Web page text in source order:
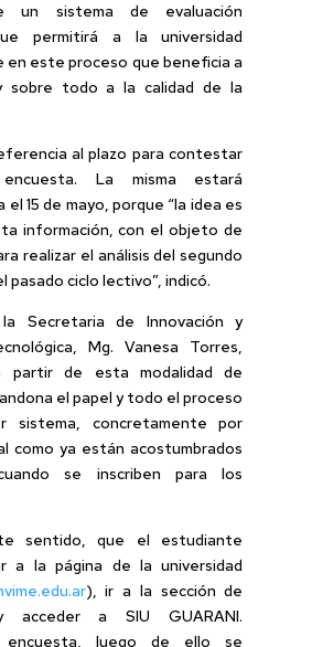
un sistema de evaluación
permitirá a la universidad
en este proceso que beneficia a
sobre todo a la calidad de la
al plazo para contestar
La misma estará
15 de mayo, porque “la idea es
información, con el objeto de
realizar el análisis del segundo
pasado ciclo lectivo”, indicó.
Secretaria de Innovación y
Mg. Vanesa Torres,
partir de esta modalidad de
el papel y todo el proceso
sistema, concretamente por
como ya están acostumbrados
se inscriben para los
sentido, que el estudiante
a la página de la universidad
), ir a la sección de
acceder a SIU GUARANI.
encuesta, luego de ello se